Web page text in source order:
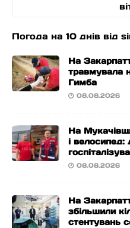
Погода на 10 днів від
На
травмувала
Гимба
08.08.2026
На
і велосипед:
08.08.2026
На
збільшили
стентувань